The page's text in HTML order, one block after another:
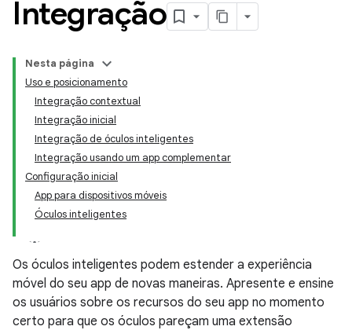
Integração
Nesta página
Uso e posicionamento
Integração contextual
Integração inicial
Integração de óculos inteligentes
Integração usando um app complementar
Configuração inicial
App para dispositivos móveis
Óculos inteligentes
Os óculos inteligentes podem estender a experiência
móvel do seu app de novas maneiras. Apresente e ensine
os usuários sobre os recursos do seu app no momento
certo para que os óculos pareçam uma extensão